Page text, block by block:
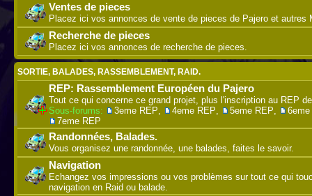
Ventes de pieces
Placez ici vos annonces de vente de pieces de Pajero et autres
Recherche de pieces
Placez ici vos annonces de recherche de pieces.
SORTIE, BALADES, RASSEMBLEMENT, RAID.
REP: Rassemblement Européen du Pajero
Tout ce qui concerne ce grand projet, plus l'inscription au REP
Sous-forums:
3eme REP, 4eme REP, 5eme REP,
7eme REP
Randonnées, Balades.
Vous organisez une randonnée, une balades, faites le savoir.
Navigation
Echangez vos impressions ou vos problèmes sur tout ce qui
navigation en Raid ou balade.